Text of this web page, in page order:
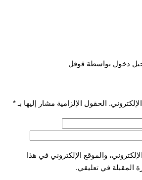
بواسطة قوقل
الحقول الإلزامية مشار إليها بـ*
والموقع الإلكتروني في هذا
في تعليقي.